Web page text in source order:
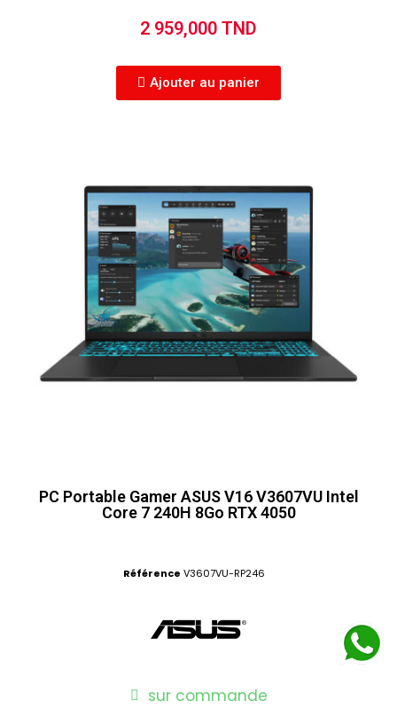
2 959,000 TND
Ajouter au panier
PC Portable Gamer ASUS V16 V3607VU Intel
Core 7 240H 8Go RTX 4050
Référence V3607VU-RP246
sur commande